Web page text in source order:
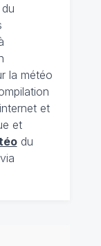
la météo
et
et
du